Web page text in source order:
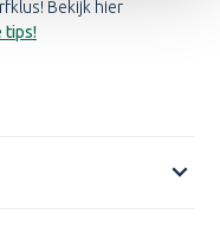
Bekijk hier
tips!